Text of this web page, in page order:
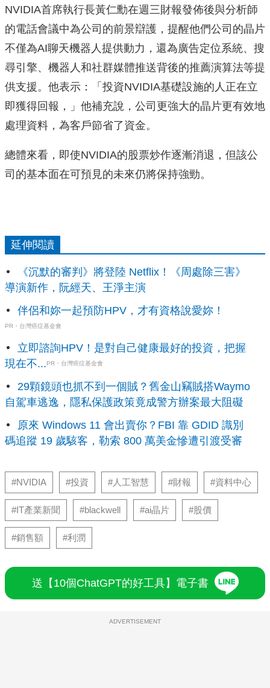
NVIDIA首席執行長黃仁勳在週三財報發佈後與分析師
的電話會議中為公司的前景辯護，提醒他們公司的晶片
不僅為AI聊天機器人提供動力，還為廣告定位系統、搜
尋引擎、機器人和社群媒體推送背後的推薦演算法等提
供支援。他表示：「投資NVIDIA基礎設施的人正在立
即獲得回報，」他補充說，公司更強大的晶片更有效地
處理資料，為客戶節省了資金。
總體來看，即使NVIDIA的股票炒作逐漸消退，但該公
司的基本面在可預見的未來仍將保持強勁。
延伸閱讀
《沉默的審判》將登陸 Netflix！《周處除三害》
導演新作，阮經天、王淨主演
伴侶和妳一起預防HPV，才有資格說愛妳！
PR・台灣癌症基金會
立即諮詢HPV！是對自己健康最好的投資，把握
現在不... PR・台灣癌症基金會
29顆鏡頭也抓不到一個賊？舊金山竊賊搭Waymo
自駕車逃逸，隱私保護政策竟成警方辦案最大阻礙
原來 Windows 11 會出賣你？FBI 靠 GDID 識別
碼追蹤 19 歲駭客，勒索 800 萬美金慘遭引渡受審
#NVIDIA #投資 #人工智慧 #財報 #資料中心
#IT產業新聞 #blackwell #ai晶片 #股價
#銷售額 #利潤
送【10個ChatGPT的好工具】電子書
ADVERTISEMENT